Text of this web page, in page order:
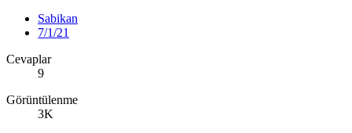
Sabikan
7/1/21
Cevaplar
9
Görüntülenme
3K